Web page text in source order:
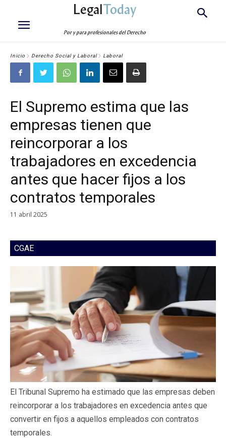
LegalToday
Por y para profesionales del Derecho
Inicio Derecho Social y Laboral Laboral
El Supremo estima que las
empresas tienen que
reincorporar a los
trabajadores en excedencia
antes que hacer fijos a los
contratos temporales
11 abril 2025
CGAE
El Tribunal Supremo ha estimado que las empresas deben
reincorporar a los trabajadores en excedencia antes que
convertir en fijos a aquellos empleados con contratos
temporales.